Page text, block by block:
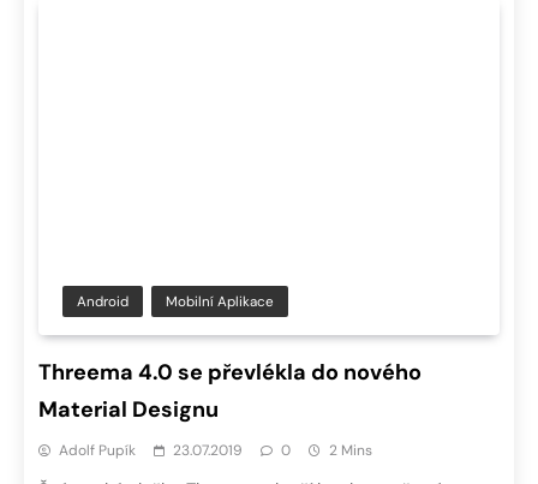
Android Mobilní Aplikace
Threema 4.0 se převlékla do nového
Material Designu
Adolf Pupík 23.07.2019 0 2 Mins